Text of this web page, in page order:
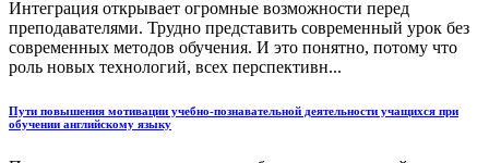
Интеграция открывает огромные возможности перед
преподавателями. Трудно представить современный урок без
современных методов обучения. И это понятно, потому что
роль новых технологий, всех перспективн...
Пути повышения мотивации учебно-познавательной деятельности учащихся при
обучении английскому языку